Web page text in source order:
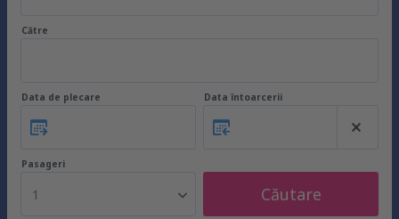
Către
Data de plecare Data întoarcerii
Pasageri
1 Căutare